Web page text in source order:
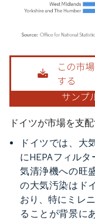
画像 © Mordor
ドイツが市場を支
ドイツでは、大
にHEPAフィル
気清浄機への旺
の大気汚染はド
おり、特にミレ
ることが背景に